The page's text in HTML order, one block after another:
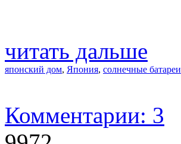
читать дальше
японский дом, Япония, солнечные батареи
Комментарии: 3